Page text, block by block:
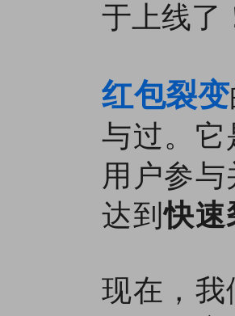
于上线了
红包裂变
与过。
用户参
达到快速
现在，